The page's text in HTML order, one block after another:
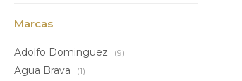
Marcas
Adolfo Dominguez (9)
Agua Brava (1)